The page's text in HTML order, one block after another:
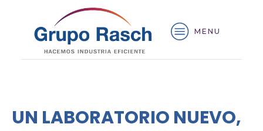
MENU
UN LABORATORIO NUEVO,